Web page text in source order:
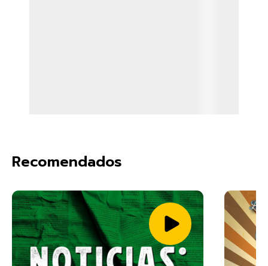
Recomendados